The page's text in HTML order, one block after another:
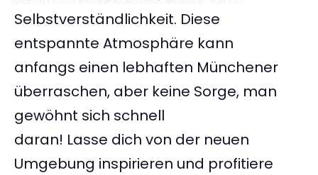
Selbstverständlichkeit. Diese
entspannte Atmosphäre kann
anfangs einen lebhaften Münchener
überraschen, aber keine Sorge, man
gewöhnt sich schnell
daran! Lasse dich von der neuen
Umgebung inspirieren und profitiere